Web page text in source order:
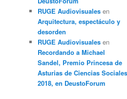
RUGE Audiovisuales en
Arquitectura, espectáculo y
desorden
RUGE Audiovisuales en
Recordando a Michael
Sandel, Premio Princesa de
Asturias de Ciencias Sociales
2018, en DeustoForum